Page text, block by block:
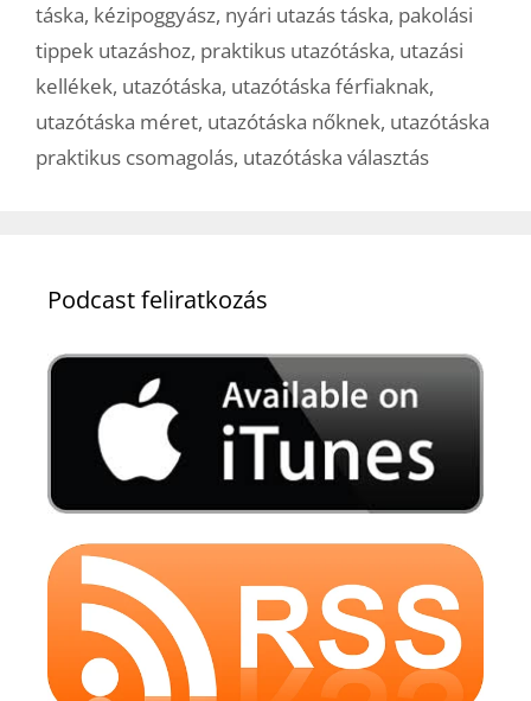
táska, kézipoggyász, nyári utazás táska, pakolási
tippek utazáshoz, praktikus utazótáska, utazási
kellékek, utazótáska, utazótáska férfiaknak,
utazótáska méret, utazótáska nőknek, utazótáska
praktikus csomagolás, utazótáska választás
Podcast feliratkozás